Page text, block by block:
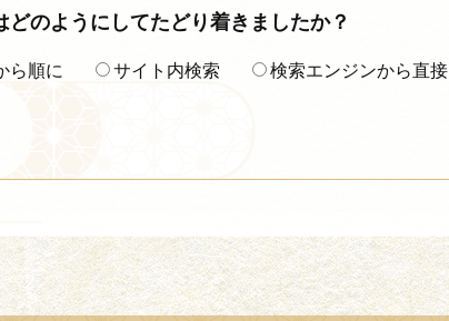
どのようにしてたどり着きましたか？
ら順に サイト内検索 検索エンジンから直接